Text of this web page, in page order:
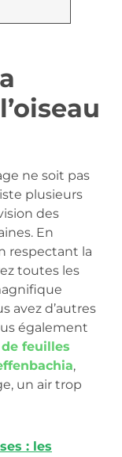
ne soit pas
plusieurs
des
En
respectant la
toutes les
avez d’autres
également
feuilles
,
un air trop
: les